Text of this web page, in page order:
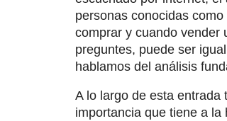
personas conocidas
comprar y cuando vender
preguntes, puede ser
hablamos del análisis
A lo largo de esta entrada
importancia que tiene a